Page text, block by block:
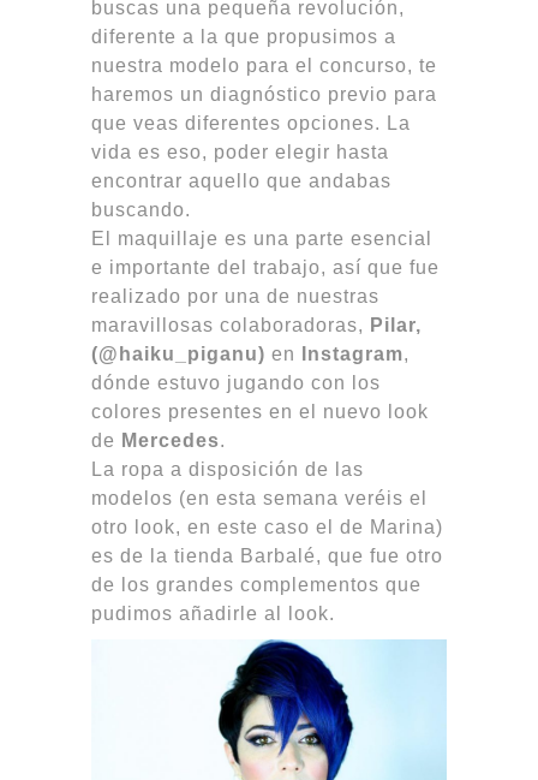
buscas una pequeña revolución,
diferente a la que propusimos a
nuestra modelo para el concurso, te
haremos un diagnóstico previo para
que veas diferentes opciones. La
vida es eso, poder elegir hasta
encontrar aquello que andabas
buscando.
El maquillaje es una parte esencial
e importante del trabajo, así que fue
realizado por una de nuestras
maravillosas colaboradoras, Pilar,
(@haiku_piganu) en Instagram,
dónde estuvo jugando con los
colores presentes en el nuevo look
de Mercedes.
La ropa a disposición de las
modelos (en esta semana veréis el
otro look, en este caso el de Marina)
es de la tienda Barbalé, que fue otro
de los grandes complementos que
pudimos añadirle al look.